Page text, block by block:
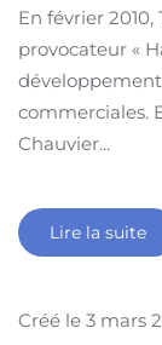
En février
provocateur «
commerciales.
Chauvier...
Lire la suite
Créé le 3 mars